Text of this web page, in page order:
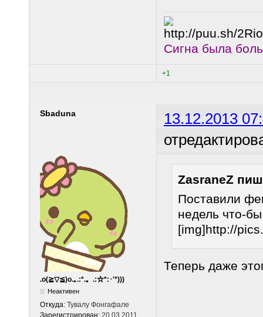
Сигна была
+1
Sbaduna
13.12.2013
.o(≧▽≦)o.｡.:*.。.:☆*:･'*)))
Неактивен
Откуда: Тувалу Фонгафале
ZasraneZ
Поставили
недель что-
[img]http://
Теперь даже